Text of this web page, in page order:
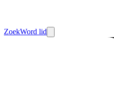
ZoekWord lid